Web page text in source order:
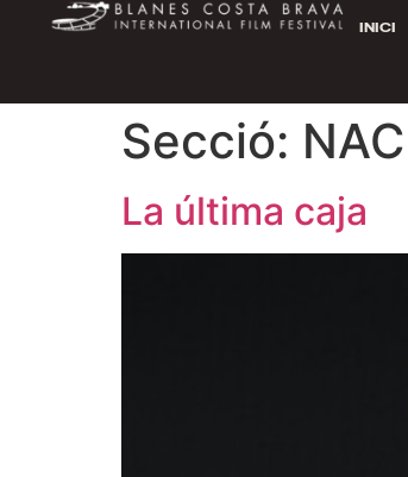
INICI
Secció:
La última caja